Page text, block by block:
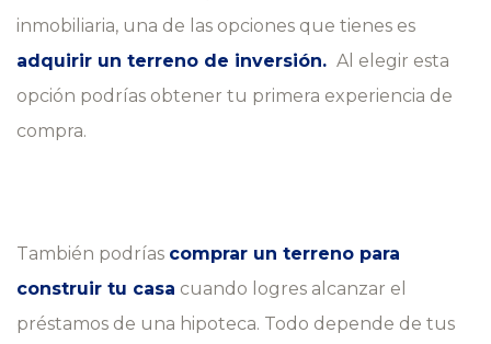
inmobiliaria, una de las opciones que tienes es
adquirir un terreno de inversión. Al elegir esta
opción podrías obtener tu primera experiencia de
compra.
También podrías comprar un terreno para
construir tu casa cuando logres alcanzar el
préstamos de una hipoteca. Todo depende de tus